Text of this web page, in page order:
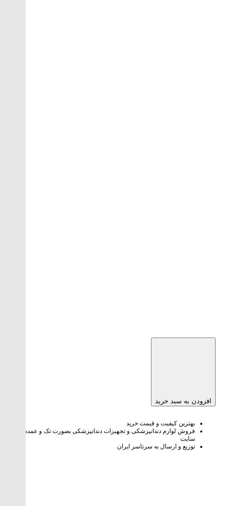
افزودن به سبد خرید
بهترین کیفیت و قیمت خرید
فروش لوازم دندانپزشکی و تجهیزات دندانپزشکی بصورت تک و عمده در
سایت
توزیع و ارسال به سرتاسر ایران